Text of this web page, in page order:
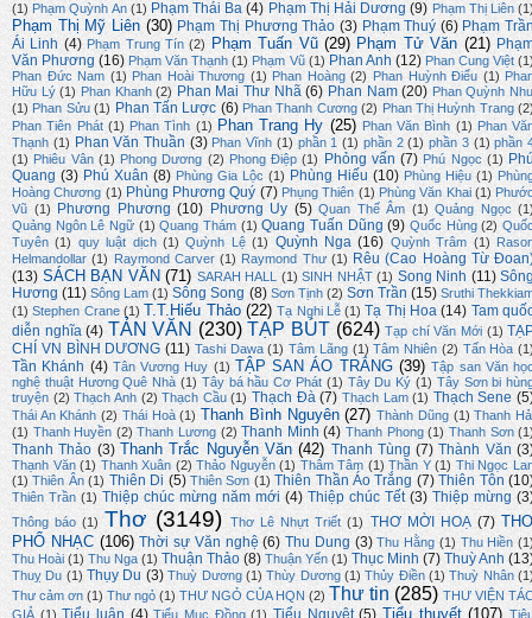
(1) Phạm Quỳnh An (1) Phạm Thái Ba (4) Phạm Thị Hải Dương (9) Phạm Thị Liên
Phạm Thị Mỹ Liên (30) Phạm Thị Phương Thảo (3) Phạm Thuý (6) Phạm
Ái Linh (4) Phạm Trung Tín (2) Phạm Tuấn Vũ (29) Phạm Tử Văn (21)
Văn Phương (16) Phạm Văn Thạnh (1) Phạm Vũ (1) Phan Anh (12) Phan Cung Việt
Phan Đức Nam (1) Phan Hoài Thương (1) Phan Hoàng (2) Phan Huỳnh Điểu (1)
Hữu Lý (1) Phan Khanh (2) Phan Mai Thư Nhã (6) Phan Nam (20) Phan Quỳnh
(1) Phan Sửu (1) Phan Tấn Lược (6) Phan Thanh Cương (2) Phan Thị Huỳnh Trang
Phan Tiên Phát (1) Phan Tình (1) Phan Trang Hy (25) Phan Văn Bình (1) Phan
Thạnh (1) Phan Văn Thuần (3) Phan Vĩnh (1) phần 1 (1) phần 2 (1) phần 3 (1) phần
(1) Phiêu Vân (1) Phong Dương (2) Phong Điệp (1) Phỏng vấn (7) Phú Ngọc (1)
Quang (3) Phú Xuân (8) Phùng Gia Lộc (1) Phùng Hiếu (10) Phùng Hiệu (1)
Hoàng Chương (1) Phùng Phương Quý (7) Phụng Thiên (1) Phùng Văn Khai (1)
Vũ (1) Phương Phương (10) Phương Uy (5) Quan Thế Âm (1) Quảng Ngọc
Quảng Ngôn Lê Ngữ (1) Quang Thám (1) Quang Tuấn Dũng (9) Quốc Hùng (2)
Tuyên (1) quy luật dịch (1) Quỳnh Lệ (1) Quỳnh Nga (16) Quỳnh Trâm (1)
Helmandollar (1) Raymond Carver (1) Raymond Thư (1) Rêu (Cao Hoàng Từ
(13) SÁCH BẠN VĂN (71) SARAH HALL (1) SINH NHẬT (1) Song Ninh (11)
Hương (11) Sông Lam (1) Sông Song (8) Sơn Tịnh (2) Sơn Trần (15) Sruthi
(1) Stephen Crane (1) T.T.Hiếu Thảo (22) Tạ Nghi Lễ (1) Tạ Thị Hoa (14) Tam
diễn nghĩa (4) TẢN VĂN (230) TẠP BÚT (624) Tạp chí Văn Mới (1)
CHÍ VN BÌNH DƯƠNG (11) Tashi Dawa (1) Tâm Lãng (1) Tâm Nhiên (2) Tấn Hòa
Tần Khánh (4) Tân Vương Huy (1) TẬP SAN ÁO TRẮNG (39) Tập san Văn
nghệ thuật Hương Quê Nhà (1) Tây bá hầu Cơ Phát (1) Tây Du Ký (1) Tây Sơn bi
truyện (2) Thạch Anh (2) Thạch Cầu (1) Thạch Đà (7) Thạch Lam (1) Thạch Sene
Thái An Khánh (2) Thái Hoà (1) Thanh Bình Nguyên (27) Thành Dũng (1) Thanh
(1) Thanh Huyền (2) Thanh Lương (2) Thanh Minh (4) Thanh Phong (1) Thanh Sơn
Thanh Thảo (3) Thanh Trắc Nguyễn Văn (42) Thanh Tùng (7) Thành Văn
Thạnh Văn (1) Thanh Xuân (2) Thảo Nguyễn (1) Thâm Tâm (1) Thần Y (1) Thi Ngọc
(1) Thiên Ân (1) Thiên Di (5) Thiên Sơn (1) Thiên Thần Áo Trắng (7) Thiên Tôn
Thiên Trần (1) Thiệp chúc mừng năm mới (4) Thiệp chúc Tết (3) Thiệp mừng
Thông báo (1) Thơ (3149) Thơ Lê Nhựt Triết (1) THƠ MỜI HOẠ (7)
PHỔ NHẠC (106) Thời sự Văn nghệ (6) Thu Dung (3) Thu Hằng (1) Thu Hiền
Thu Hoài (1) Thu Nga (1) Thuận Thảo (8) Thuận Yến (1) Thục Minh (7) Thuỳ Anh
Thuỵ Du (1) Thụy Du (3) Thuỳ Dương (1) Thùy Dương (1) Thủy Điền (1) Thuỳ Nhân
Thư cảm ơn (1) Thư ngỏ (1) THƯ NGỎ CỦA HQN (2) Thư tin (285) THƯ VIỆN
GIẢ (1) Tiểu luận (4) Tiểu Mục Đồng (1) Tiểu Nguyệt (5) Tiểu thuyết (107)